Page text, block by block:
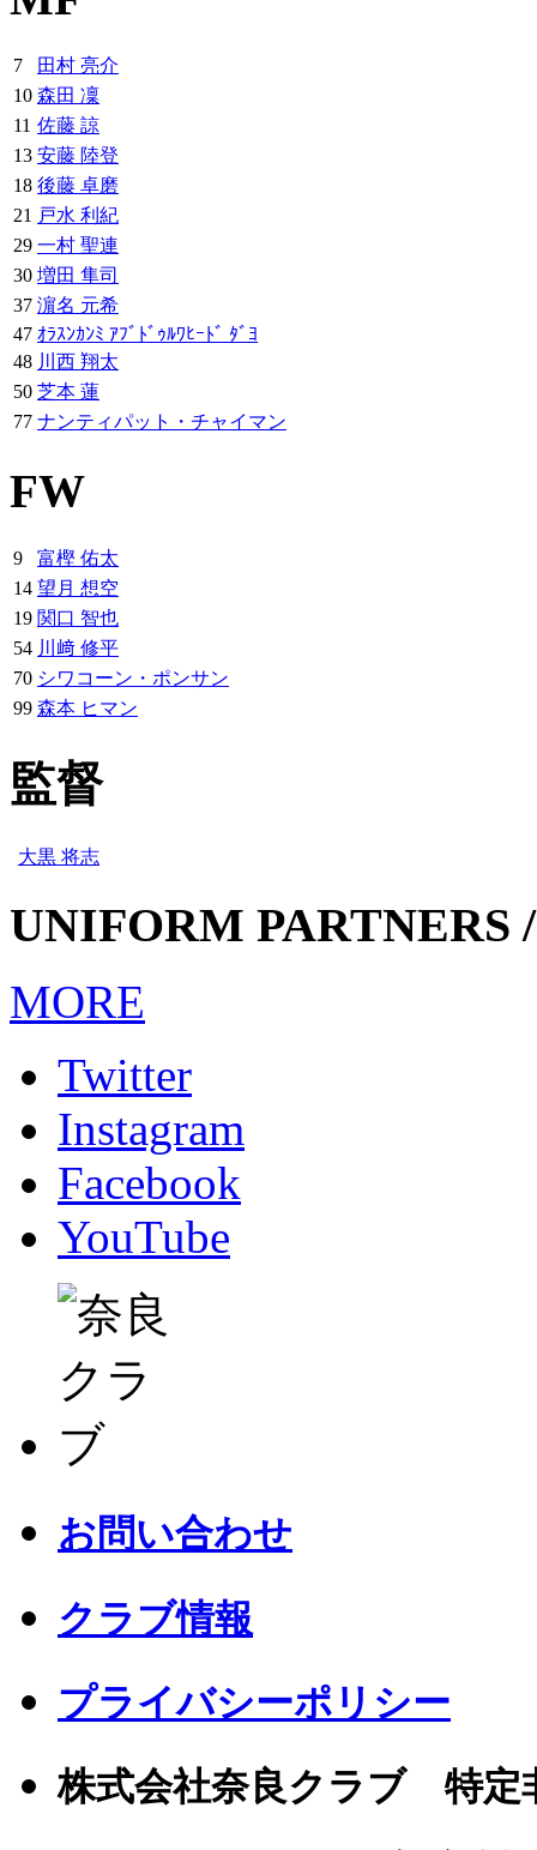
7
田村 亮介
10 森田 凜
11 佐藤 諒
13 安藤 陸登
18 後藤 卓磨
21 戸水 利紀
29 一村 聖連
30 増田 隼司
37 濵名 元希
47 ｵﾗｽﾝｶﾝﾐ ｱﾌﾞﾄﾞｩﾙﾜﾋｰﾄﾞ ﾀﾞﾖ
48 川西 翔太
50 芝本 蓮
77 ナンティパット・チャイマン
FW
9
富樫 佑太
14 望月 想空
19 関口 智也
54 川﨑 修平
70 シワコーン・ポンサン
99 森本 ヒマン
監督
大黒 将志
UNIFORM PARTNERS
MORE
Twitter
Instagram
Facebook
YouTube
お問い合わせ
クラブ情報
プライバシーポリシー
株式会社奈良クラブ 特定